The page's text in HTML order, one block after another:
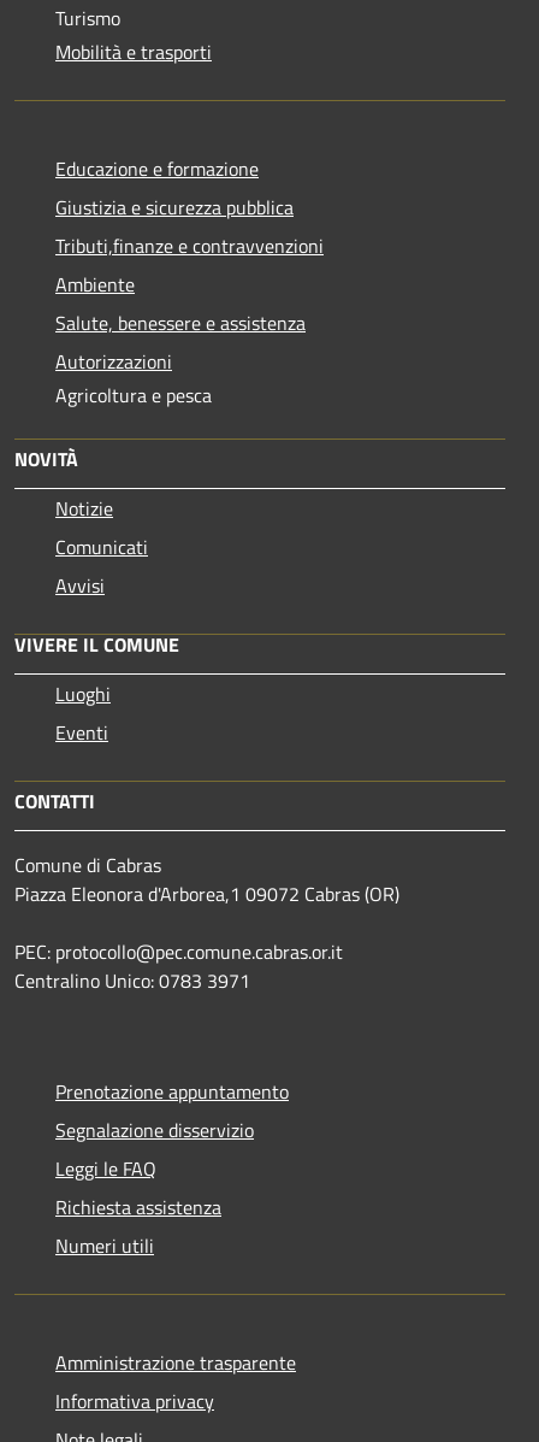
Turismo
Mobilità e trasporti
Educazione e formazione
Giustizia e sicurezza pubblica
Tributi,finanze e contravvenzioni
Ambiente
Salute, benessere e assistenza
Autorizzazioni
Agricoltura e pesca
NOVITÀ
Notizie
Comunicati
Avvisi
VIVERE IL COMUNE
Luoghi
Eventi
CONTATTI
Comune di Cabras
Piazza Eleonora d'Arborea,1 09072 Cabras (OR)
PEC: protocollo@pec.comune.cabras.or.it
Centralino Unico: 0783 3971
Prenotazione appuntamento
Segnalazione disservizio
Leggi le FAQ
Richiesta assistenza
Numeri utili
Amministrazione trasparente
Informativa privacy